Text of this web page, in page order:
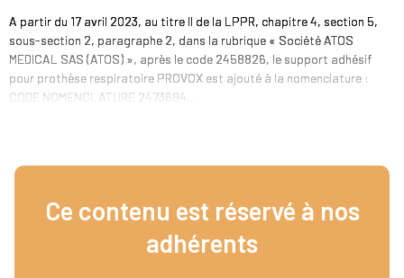
A partir du 17 avril 2023, au titre II de la LPPR, chapitre 4, section 5,
sous-section 2, paragraphe 2, dans la rubrique « Société ATOS
MEDICAL SAS (ATOS) », après le code 2458826, le support adhésif
pour prothèse respiratoire PROVOX est ajouté à la nomenclature :
CODE NOMENCLATURE 2473694...
Ce contenu est réservé à nos
adhérents​